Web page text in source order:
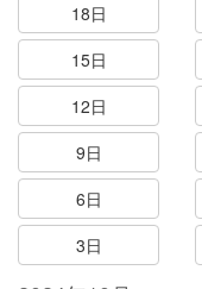
18日
15日
12日
9日
6日
3日